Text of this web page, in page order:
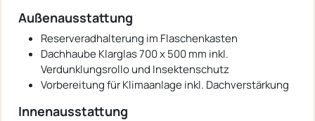
Außenausstattung
Reserveradhalterung im Flaschenkasten
Dachhaube Klarglas 700 x 500 mm inkl.
Verdunklungsrollo und Insektenschutz
Vorbereitung für Klimaanlage inkl. Dachverstärkung
Innenausstattung